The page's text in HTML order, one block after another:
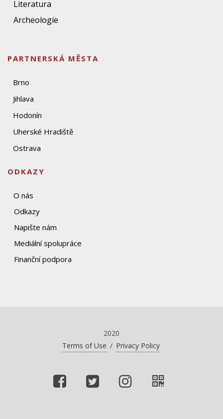
Literatura
Archeologie
PARTNERSKÁ MĚSTA
Brno
Jihlava
Hodonín
Uherské Hradiště
Ostrava
ODKAZY
O nás
Odkazy
Napište nám
Mediální spolupráce
Finanční podpora
2020
Terms of Use / Privacy Policy